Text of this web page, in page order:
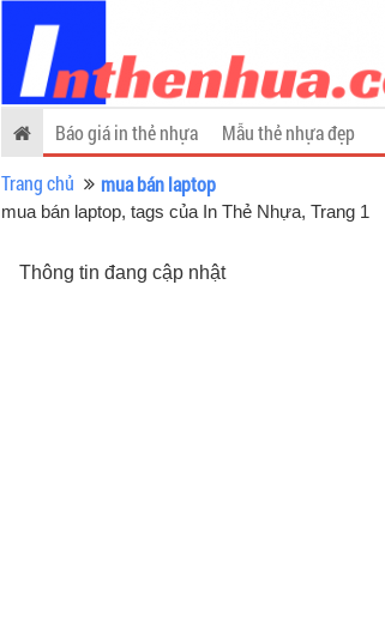
Báo giá in thẻ nhựa Mẫu thẻ nhựa đẹp
Trang chủ
mua bán laptop
mua bán laptop, tags của In Thẻ Nhựa, Trang 1
Thông tin đang cập nhật